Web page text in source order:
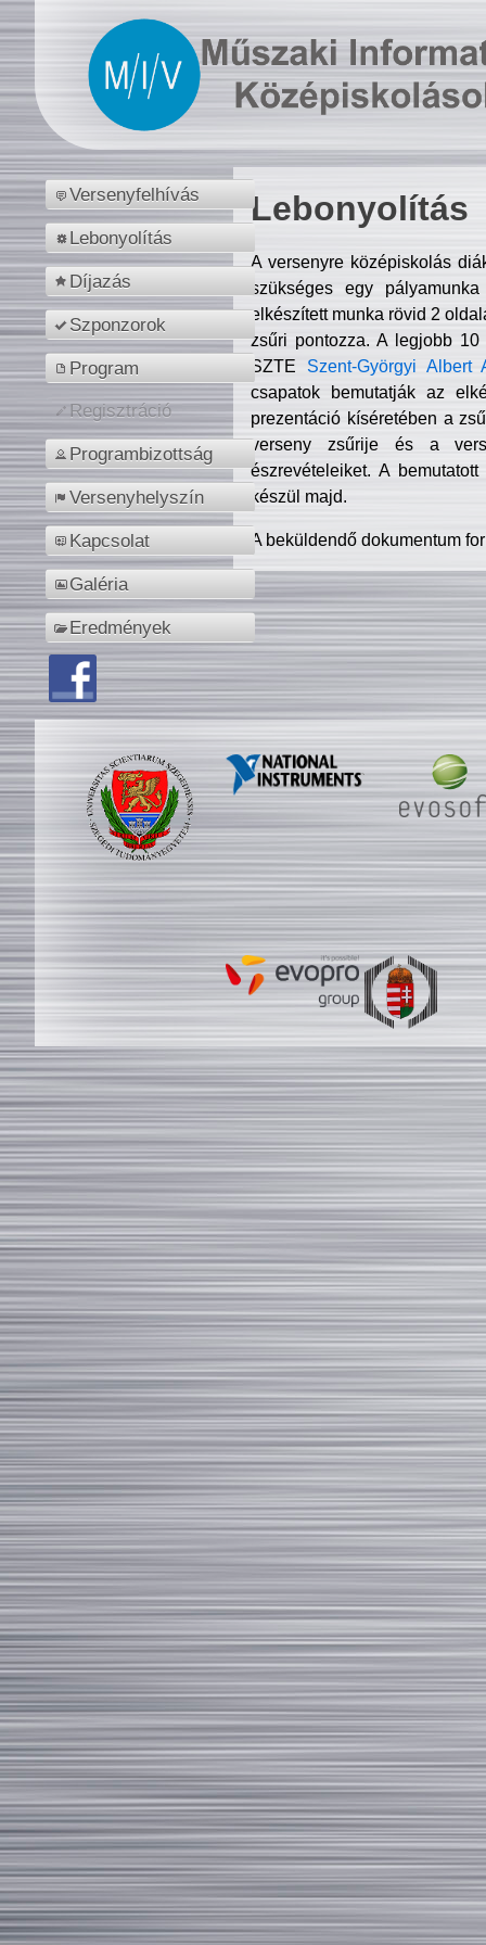
Versenyfelhívás
Lebonyolítás
Díjazás
Szponzorok
Program
Regisztráció
Programbizottság
Versenyhelyszín
Kapcsolat
Galéria
Eredmények
Lebonyolítás
A versenyre középiskolás
szükséges egy
elkészített munka rövid 2
zsűri pontozza. A legjobb
SZTE Szent-Györgyi Albert
csapatok bemutatják az
prezentáció kíséretében a
verseny zsűrije és a
észrevételeiket. A
készül majd.
A beküldendő dokumentum